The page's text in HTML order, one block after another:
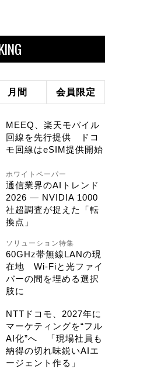
月間 会員限定
MEEQ、楽天モバイル
回線を先行提供 ドコ
モ回線はeSIM提供開始
ホワイトペーパー
通信業界のAIトレンド
2026 ― NVIDIA 1000
社超調査が捉えた「転
換点」
ソリューション特集
60GHz帯無線LANの現
在地 Wi-Fiと光ファイ
バーの間を埋める選択
肢に
NTTドコモ、2027年に
マーケティングを“フル
AI化”へ 「現場社員も
納得の切れ味鋭いAIエ
ージェント作る」